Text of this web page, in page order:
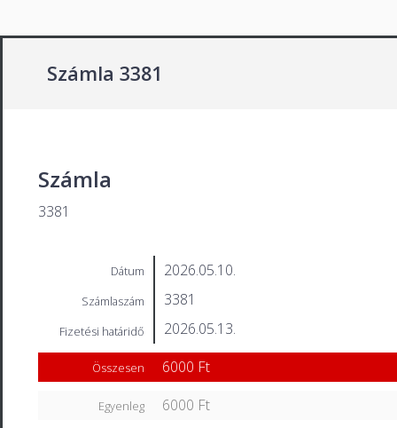
Számla 3381
Számla
3381
Dátum 2026.05.10.
Számlaszám 3381
Fizetési határidő 2026.05.13.
Összesen 6000 Ft
Egyenleg 6000 Ft